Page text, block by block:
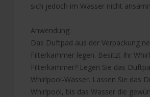
sich jedoch im Wasser nicht
Anwendung:
Das Duftpad aus der Verpackung
Filterkammer legen. Besitzt Ihr
Filterkammer? Legen Sie das
Whirlpool-Wasser. Lassen Sie das
Whirlpool, bis das Wasser die